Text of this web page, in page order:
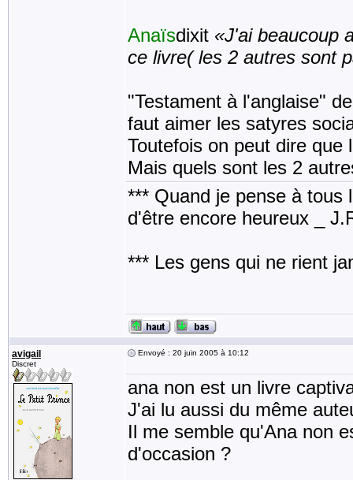
Anaïsdixit «J'ai beaucoup
ce livre( les 2 autres sont
"Testament à l'anglaise"
faut aimer les satyres
Toutefois on peut dire
Mais quels sont les 2
*** Quand je pense à tous
d'être encore heureux _
*** Les gens qui ne rient
avigail
Discret
Envoyé : 20 juin 2005 à 10:12
ana non est un livre
J'ai lu aussi du même
Il me semble qu'Ana non
d'occasion ?